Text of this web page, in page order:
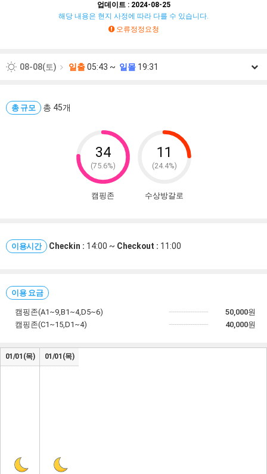
업데이트 : 2024-08-25
해당 내용은 현지 사정에 따라 다를 수 있습니다.
오류정정요청
08-08(토) 일출05:43 ~ 일몰 19:31
08-10(월) 일출
05:45 ~
05:46 ~ 일몰 19:26
일출 05:47 ~ 일몰 19:25
총 규모 총 45개
34
(75.6%)
캠핑존
11
(24.4%)
수상방갈로
이용시간 Checkin : 14:00 ~ Checkout : 11:00
이용 요금
캠핑존(A1~9,B1~4,D5~6) 50,000원
캠핑존(C1~15,D1~4)
40,000원
01/01(목) 01/01(목)